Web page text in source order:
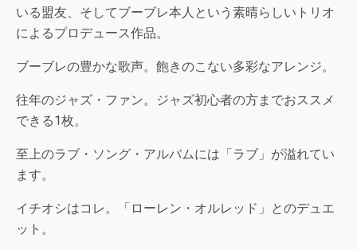
いる盟友、そしてブーブレ本人という素晴らしいトリオ
によるプロデュース作品。
ブーブレの豊かな歌声。飽きのこない多彩なアレンジ。
往年のジャズ・ファン。ジャズ初心者の方までおススメ
できる1枚。
至上のラブ・ソング・アルバムには「ラブ」が溢れてい
ます。
イチオシはコレ。「ローレン・オルレッド」とのデュエ
ット。